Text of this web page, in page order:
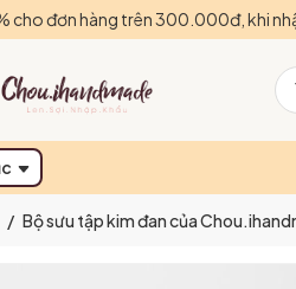
cho đơn hàng trên 300.000đ, khi
/ Bộ sưu tập kim đan của